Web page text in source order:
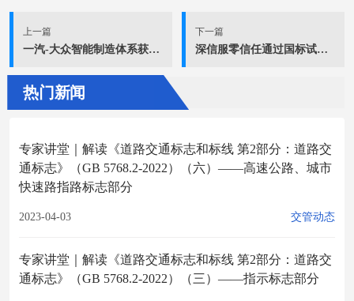
上一篇
一汽-大众智能制造体系获国家级认证
下一篇
深信服零信任通过国标试点评估
热门新闻
专家讲堂｜解读《道路交通标志和标线 第2部分：道路交
通标志》（GB 5768.2-2022）（六）——高速公路、城市
快速路指路标志部分
2023-04-03 交管动态
专家讲堂｜解读《道路交通标志和标线 第2部分：道路交
通标志》（GB 5768.2-2022）（三）——指示标志部分